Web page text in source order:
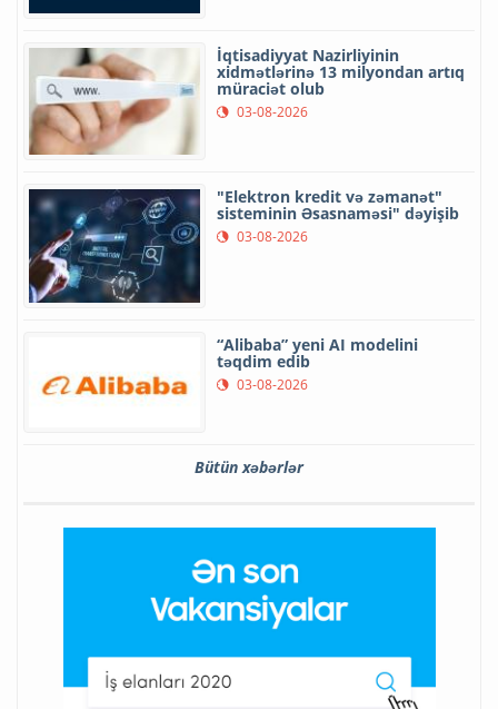
İqtisadiyyat Nazirliyinin
xidmətlərinə 13 milyondan artıq
müraciət olub
03-08-2026
"Elektron kredit və zəmanət"
sisteminin Əsasnaməsi" dəyişib
03-08-2026
“Alibaba” yeni AI modelini
təqdim edib
03-08-2026
Bütün xəbərlər